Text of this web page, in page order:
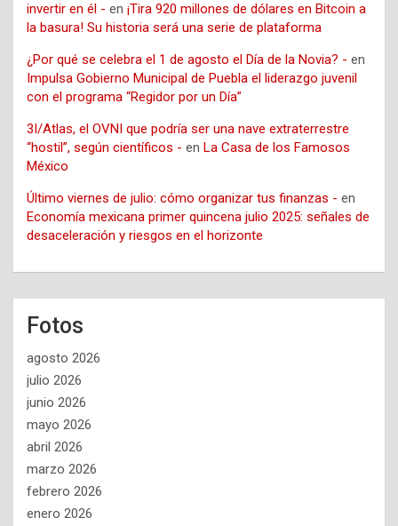
invertir en él - en ¡Tira 920 millones de dólares en Bitcoin a
la basura! Su historia será una serie de plataforma
¿Por qué se celebra el 1 de agosto el Día de la Novia? - en
Impulsa Gobierno Municipal de Puebla el liderazgo juvenil
con el programa “Regidor por un Día”
3I/Atlas, el OVNI que podría ser una nave extraterrestre
“hostil”, según científicos - en La Casa de los Famosos
México
Último viernes de julio: cómo organizar tus finanzas - en
Economía mexicana primer quincena julio 2025: señales de
desaceleración y riesgos en el horizonte
Fotos
agosto 2026
julio 2026
junio 2026
mayo 2026
abril 2026
marzo 2026
febrero 2026
enero 2026